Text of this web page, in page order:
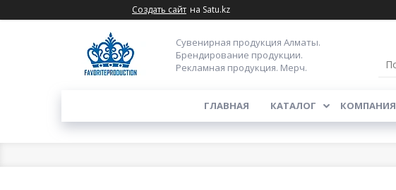
Создать сайт на Satu.kz
Сувенирная продукция Алматы.
Брендирование продукции.
Рекламная продукция. Мерч.
ГЛАВНАЯ КАТАЛОГ КОМПАНИЯ